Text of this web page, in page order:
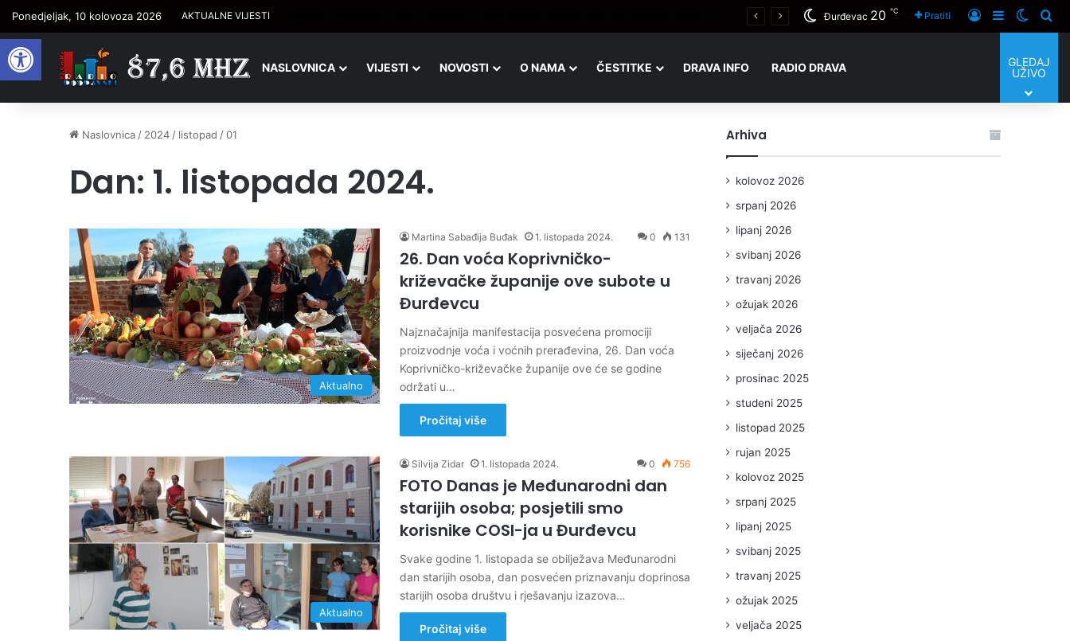
Open toolbar
Ponedjeljak, 10 kolovoza 2026 AKTUALNE VIJESTI Đurđevac 20 ℃ Pratiti Prijaviti se
Sidebar
NASLOVNICA VIJESTI NOVOSTI O NAMA ČESTITKE DRAVA INFO RADIO DRAVA
GLEDAJ
UŽIVO
Naslovnica / 2024 / listopad /01
Dan: 1. listopada 2024.
Aktualno
Martina Sabađija Buđak 1. listopada 2024. 0 131
26. Dan voća Koprivničko-
križevačke županije ove subote u
Đurđevcu
Najznačajnija manifestacija posvećena promociji
proizvodnje voća i voćnih prerađevina, 26. Dan voća
Koprivničko-križevačke županije ove će se godine
održati u…
Pročitaj više
Aktualno
Silvija Zidar 1. listopada 2024. 0 756
FOTO Danas je Međunarodni dan
starijih osoba; posjetili smo
korisnike COSI-ja u Đurđevcu
Svake godine 1. listopada se obilježava Međunarodni
dan starijih osoba, dan posvećen priznavanju doprinosa
starijih osoba društvu i rješavanju izazova…
Pročitaj više
Arhiva
kolovoz 2026
srpanj 2026
lipanj 2026
svibanj 2026
travanj 2026
ožujak 2026
veljača 2026
siječanj 2026
prosinac 2025
studeni 2025
listopad 2025
rujan 2025
kolovoz 2025
srpanj 2025
lipanj 2025
svibanj 2025
travanj 2025
ožujak 2025
veljača 2025